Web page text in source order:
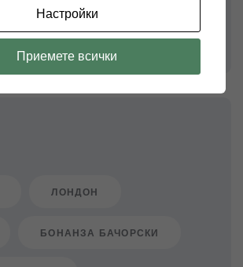
Не е срамно да си чистач!
ЛОНДОН
БОНАНЗА БАЧОРСКИ
Настройки
Приемете всички